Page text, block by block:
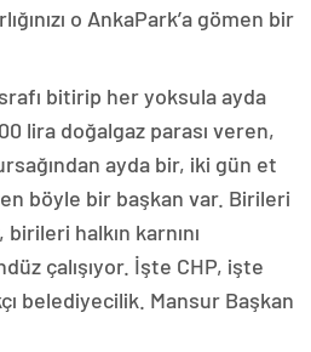
o AnkaPark’a gömen bir
bitirip her yoksula ayda
lira doğalgaz parası veren,
ayda bir, iki gün et
böyle bir başkan var. Birileri
halkın karnını
çalışıyor. İşte CHP, işte
belediyecilik. Mansur Başkan